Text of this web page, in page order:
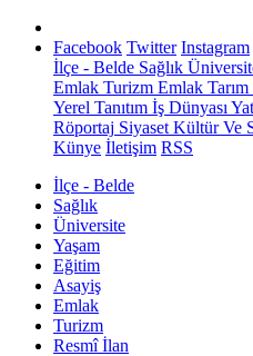
Facebook Twitter Instagram
İlçe - Belde Sağlık
Emlak Turizm Emlak
Yerel Tanıtım İş Dünyası
Röportaj Siyaset Kültür Ve
Künye İletişim RSS
İlçe - Belde
Sağlık
Üniversite
Yaşam
Eğitim
Asayiş
Emlak
Turizm
Resmî İlan